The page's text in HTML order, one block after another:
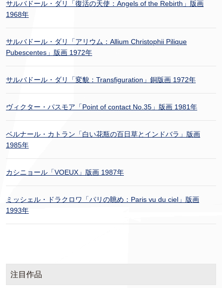
サルバドール・ダリ「復活の天使：Angels of the Rebirth」版画
1968年
サルバドール・ダリ「アリウム：Allium Christophii Pilique
Pubescentes」版画 1972年
サルバドール・ダリ「変貌：Transfiguration」銅版画 1972年
ヴィクター・パスモア「Point of contact No.35」版画 1981年
ベルナール・カトラン「白い花瓶の百日草とインドバラ」版画
1985年
カシニョール「VOEUX」版画 1987年
ミッシェル・ドラクロワ「パリの眺め：Paris vu du ciel」版画
1993年
注目作品